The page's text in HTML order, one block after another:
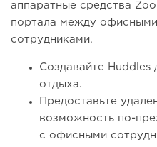
аппаратные средства
портала между
сотрудниками.
Создавайте Huddles
отдыха.
Предоставьте
возможность по-
с офисными